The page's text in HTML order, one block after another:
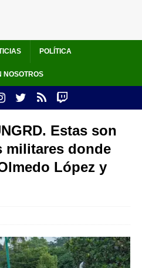
POLÍTICA
NOSOTROS
Estas son
militares donde
López y